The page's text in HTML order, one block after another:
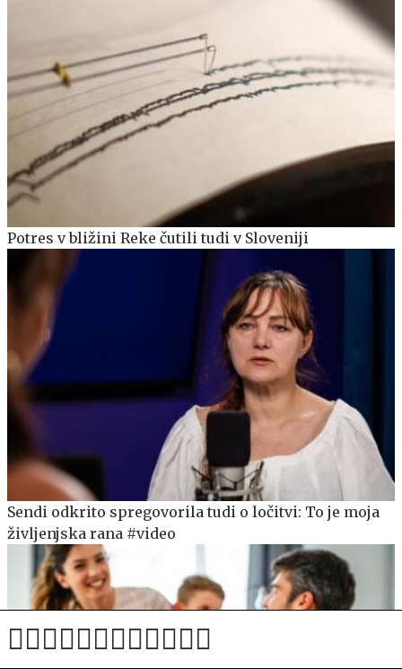
Potres v bližini Reke čutili tudi v Sloveniji
Sendi odkrito spregovorila tudi o ločitvi: To je moja
življenjska rana #video